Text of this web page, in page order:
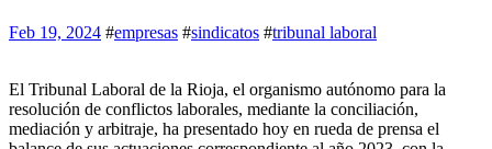
Feb 19, 2024 #empresas #sindicatos #tribunal laboral
El Tribunal Laboral de la Rioja, el organismo autónomo para la
resolución de conflictos laborales, mediante la conciliación,
mediación y arbitraje, ha presentado hoy en rueda de prensa el